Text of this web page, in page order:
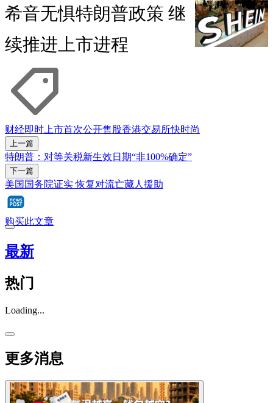
希音无惧特朗普政策 继
续推进上市进程
财经即时上市首次公开售股香港交易所快时尚
上一篇
特朗普：对等关税新生效日期“非100%确定”
下一篇
美国国务院证实 恢复对流亡藏人援助
购买此文章
最新
热门
Loading...
更多消息